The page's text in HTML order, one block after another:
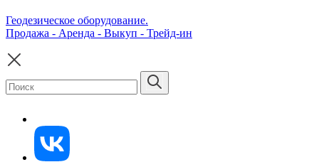
Геодезическое оборудование.
Продажа - Аренда - Выкуп - Трейд-ин